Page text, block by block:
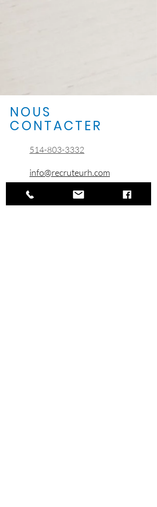
NOUS
CONTACTER
514-803-3332
info@recruteurh.com
CONTACTEZ-NOUS